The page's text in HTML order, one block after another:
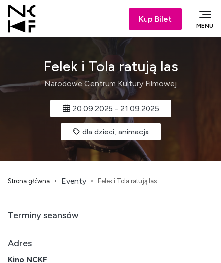
Kup Bilet
MENU
Felek i Tola ratują las
Narodowe Centrum Kultury Filmowej
20.09.2025 - 21.09.2025
dla dzieci, animacja
Strona główna Eventy Felek i Tola ratują las
Terminy seansów
Adres
Kino NCKF